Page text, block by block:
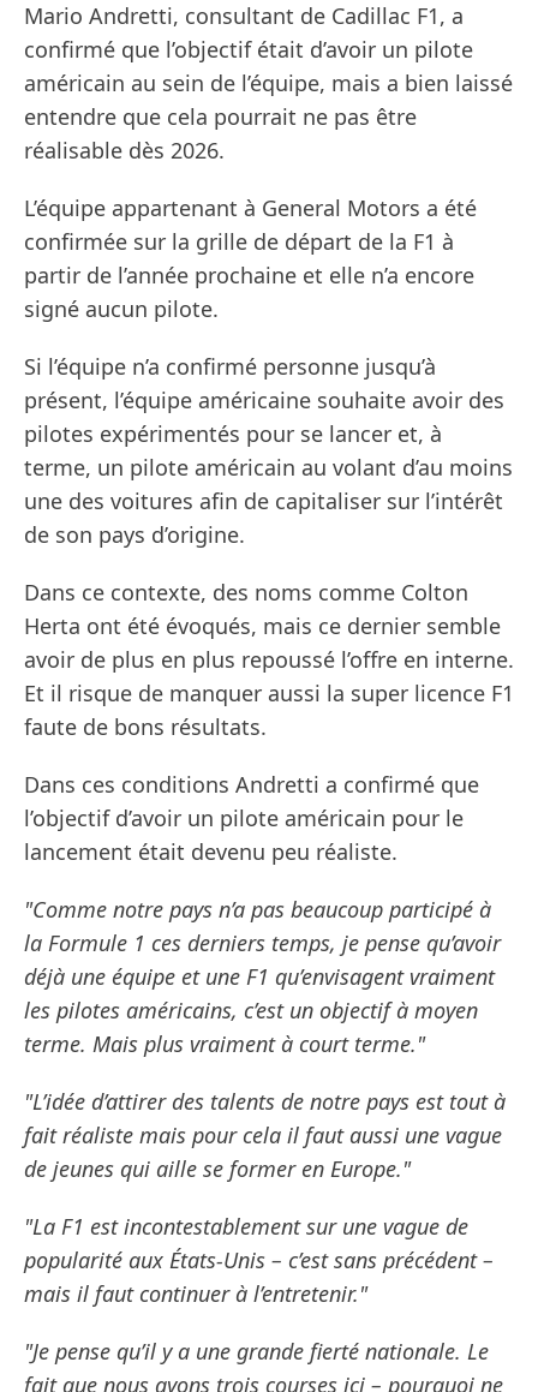
Mario Andretti, consultant de Cadillac F1, a
confirmé que l’objectif était d’avoir un pilote
américain au sein de l’équipe, mais a bien laissé
entendre que cela pourrait ne pas être
réalisable dès 2026.
L’équipe appartenant à General Motors a été
confirmée sur la grille de départ de la F1 à
partir de l’année prochaine et elle n’a encore
signé aucun pilote.
Si l’équipe n’a confirmé personne jusqu’à
présent, l’équipe américaine souhaite avoir des
pilotes expérimentés pour se lancer et, à
terme, un pilote américain au volant d’au moins
une des voitures afin de capitaliser sur l’intérêt
de son pays d’origine.
Dans ce contexte, des noms comme Colton
Herta ont été évoqués, mais ce dernier semble
avoir de plus en plus repoussé l’offre en interne.
Et il risque de manquer aussi la super licence F1
faute de bons résultats.
Dans ces conditions Andretti a confirmé que
l’objectif d’avoir un pilote américain pour le
lancement était devenu peu réaliste.
"Comme notre pays n’a pas beaucoup participé à
la Formule 1 ces derniers temps, je pense qu’avoir
déjà une équipe et une F1 qu’envisagent vraiment
les pilotes américains, c’est un objectif à moyen
terme. Mais plus vraiment à court terme."
"L’idée d’attirer des talents de notre pays est tout à
fait réaliste mais pour cela il faut aussi une vague
de jeunes qui aille se former en Europe."
"La F1 est incontestablement sur une vague de
popularité aux États-Unis – c’est sans précédent – ​​
mais il faut continuer à l’entretenir."
"Je pense qu’il y a une grande fierté nationale. Le
fait que nous ayons trois courses ici – pourquoi ne